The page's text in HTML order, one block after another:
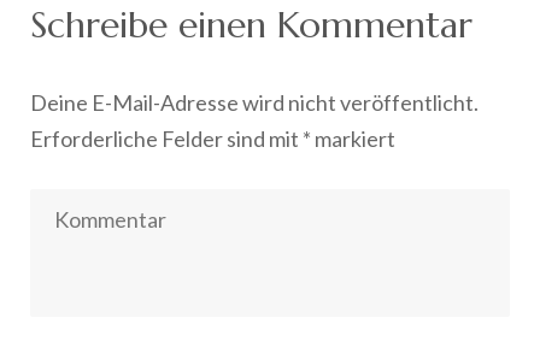
Schreibe einen Kommentar
Deine E-Mail-Adresse wird nicht veröffentlicht.
Erforderliche Felder sind mit * markiert